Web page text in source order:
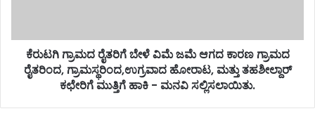
ಕೆರುಟಗಿ ಗ್ರಾಮದ ರೈತರಿಗೆ ಬೇಳೆ ವಿಮೆ ಜಮೆ ಆಗದ ಕಾರಣ ಗ್ರಾಮದ
ರೈತರಿಂದ, ಗ್ರಾಮಸ್ಥರಿಂದ,ಉಗ್ರವಾದ ಹೋರಾಟ, ಮತ್ತು ತಹಶೀಲ್ದಾರ್
ಕಛೇರಿಗೆ ಮುತ್ತಿಗೆ ಹಾಕಿ - ಮನವಿ ಸಲ್ಲಿಸಲಾಯಿತು.